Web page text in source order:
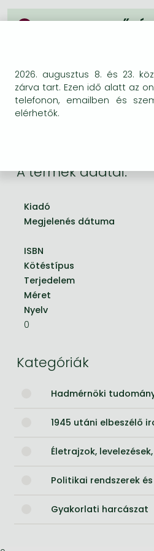
másik, kapható kiadást,
ügyfélszolgálatunkhoz!
A termék adatai:
Kiadó
Megjelenés dátuma
ISBN
Kötéstípus
Terjedelem
Méret
Nyelv
0
Kategóriák
Hadmérnöki
1945 utáni elbeszélő
Életrajzok,
Politikai rendszerek
Gyakorlati harcászat
2026. augusztus 8. és 23.
zárva tart. Ezen idő alatt az
telefonon, emailben és
elérhetők.